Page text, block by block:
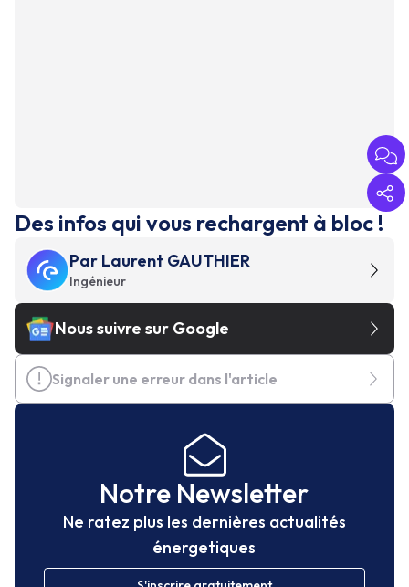
Des infos qui vous rechargent à bloc !
Par Laurent GAUTHIER
Ingénieur
Nous suivre sur Google
Signaler une erreur dans l'article
Notre Newsletter
Ne ratez plus les dernières actualités
énergetiques